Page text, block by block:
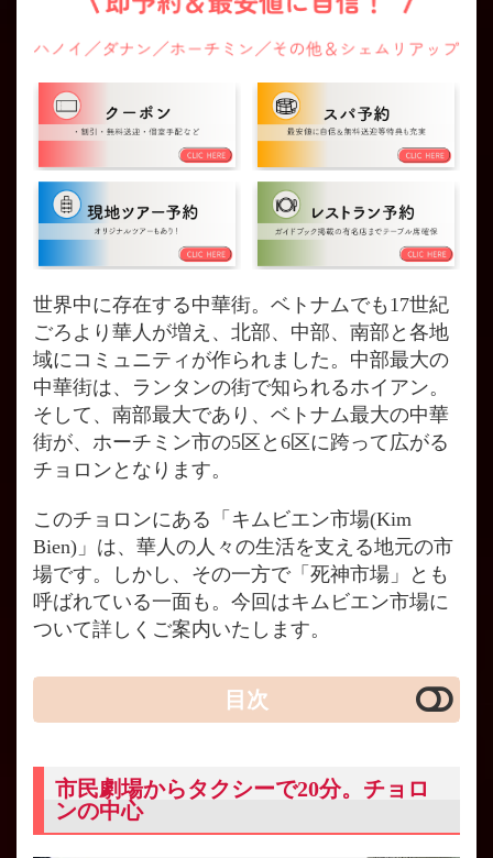
世界中に存在する中華街。ベトナムでも17世紀
ごろより華人が増え、北部、中部、南部と各地
域にコミュニティが作られました。中部最大の
中華街は、ランタンの街で知られるホイアン。
そして、南部最大であり、ベトナム最大の中華
街が、ホーチミン市の5区と6区に跨って広がる
チョロンとなります。
このチョロンにある「キムビエン市場(Kim
Bien)」は、華人の人々の生活を支える地元の市
場です。しかし、その一方で「死神市場」とも
呼ばれている一面も。今回はキムビエン市場に
ついて詳しくご案内いたします。
目次
市民劇場からタクシーで20分。チョロ
ンの中心